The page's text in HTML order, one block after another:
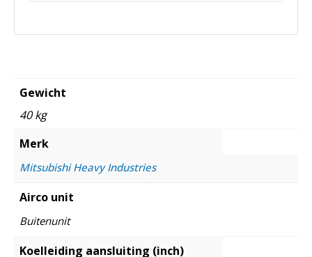
Gewicht
40 kg
Merk
Mitsubishi Heavy Industries
Airco unit
Buitenunit
Koelleiding aansluiting (inch)